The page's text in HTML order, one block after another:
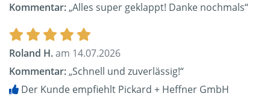
Kommentar:„Alles super geklappt! Danke nochmals“
Roland H.am 14.07.2026
Kommentar:„Schnell und zuverlässig!“
Der Kunde empfiehlt Pickard + Heffner GmbH